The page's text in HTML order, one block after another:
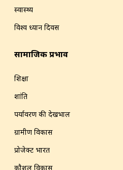
स्वास्थ्य
विश्व ध्यान दिवस
सामाजिक प्रभाव
शिक्षा
शांति
पर्यावरण की देखभाल
ग्रामीण विकास
प्रोजेक्ट भारत
कौशल विकास